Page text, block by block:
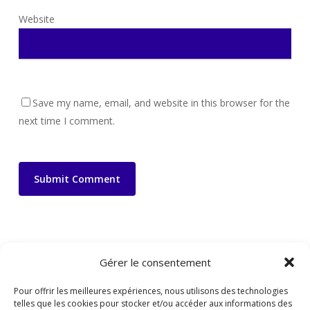
Gérer le consentement
Pour offrir les meilleures expériences, nous utilisons des technologies
telles que les cookies pour stocker et/ou accéder aux informations des
Website
Save my name, email, and website in this browser for the
next time I comment.